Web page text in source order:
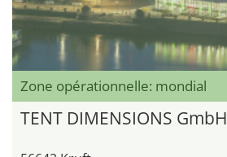
Zone opérationnelle: mondial
TENT DIMENSIONS GmbH